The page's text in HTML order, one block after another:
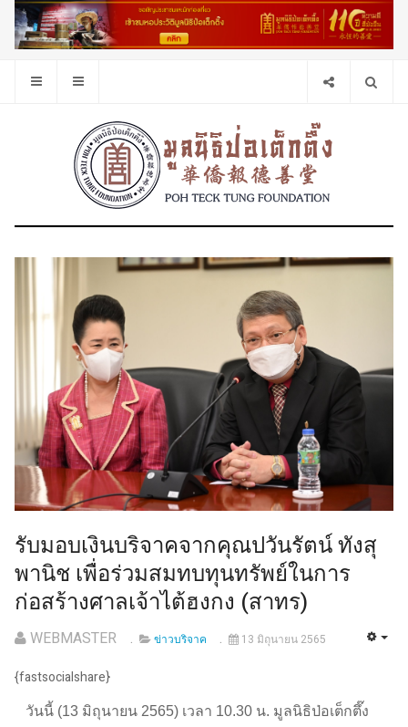
รับมอบเงินบริจาคจากคุณปวันรัตน์ ทังสุ
พานิช เพื่อร่วมสมทบทุนทรัพย์ในการ
ก่อสร้างศาลเจ้าไต้ฮงกง (สาทร)
WEBMASTER ข่าวบริจาค 13 มิถุนายน 2565
{fastsocialshare}
วันนี้ (13 มิถุนายน 2565) เวลา 10.30 น. มูลนิธิป่อเต็กตึ๊ง